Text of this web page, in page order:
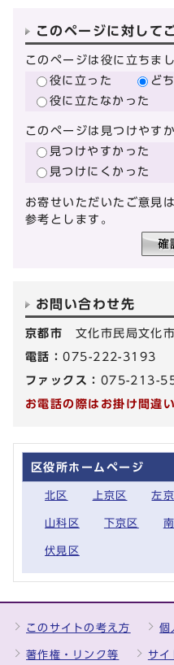
このページに対して
このページは役に立ちま
役に立った
ど
役に立たなかった
このページは見つけやす
見つけやすかった
見つけにくかった
お寄せいただいたご意見
参考とします。
お問い合わせ先
京都市 文化市民局文化
電話：075-222-3193
ファックス： 075-213-
お電話の際はお掛け間違
区役所ホームページ
北区 上京区 左
山科区 下京区
伏見区
このサイトの考え方 個
著作権・リンク等 サイ